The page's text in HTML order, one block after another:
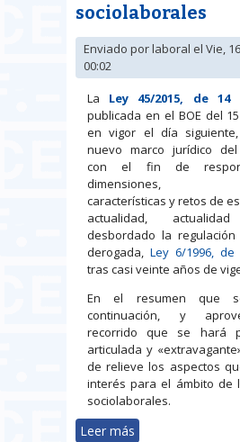
sociolaborales
Enviado porlaboral el Vie,
00:02
La Ley 45/2015, de
publicada en el BOE del
en vigor el día
nuevo marco jurídico
con el fin de
dimensiones,
características y retos de
actualidad,
desbordado la
derogada, Ley 6/1996,
tras casi veinte años de
En el resumen que
continuación, y
recorrido que se hará
articulada y
de relieve los aspectos
interés para el ámbito de
sociolaborales.
Leer más